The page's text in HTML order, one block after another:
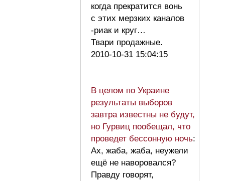
когда прекратится вонь
с этих мерзких каналов
-риак и круг…
Твари продажные.
2010-10-31 15:04:15
В целом по Украине
результаты выборов
завтра известны не будут,
но Гурвиц пообещал, что
проведет бессонную ночь:
Ах, жаба, жаба, неужели
ещё не наворовался?
Правду говорят,